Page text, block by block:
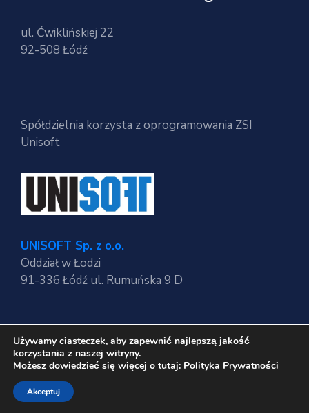
ul. Ćwiklińskiej 22
92-508 Łódź
Spółdzielnia korzysta z oprogramowania ZSI
Unisoft
UNISOFT Sp. z o.o.
Oddział w Łodzi
91-336 Łódź ul. Rumuńska 9 D
Regulaminy strony
Polityka Prywatności
Używamy ciasteczek, aby zapewnić najlepszą jakość
korzystania z naszej witryny.
Możesz dowiedzieć się więcej o tutaj: Polityka Prywatności
Akceptuj